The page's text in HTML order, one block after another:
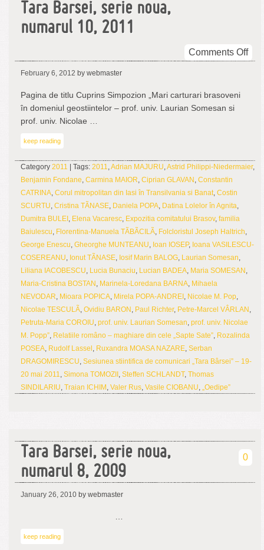
Tara Barsei, serie noua,
numarul 10, 2011
Comments Offon
February 6, 2012 by webmaster
Pagina de titlu Cuprins Simpozion „Mari carturari brasoveni
în domeniul geostiintelor – prof. univ. Laurian Somesan si
prof. univ. Nicolae …
keep reading
Category 2011 | Tags: 2011,Adrian MAJURU,Astrid Philippi-Niedermaier,
Benjamin Fondane, Carmina MAIOR, Ciprian GLAVAN , Constantin
CATRINA, Corul mitropolitan din Iasi în Transilvania si Banat, Costin
SCURTU, Cristina TÃNASE, Daniela POPA, Datina Lolelor în Agnita,
Dumitra BULEI , Elena Vacaresc, Expozitia comitatului Brasov, familia
Baiulescu, Florentina-Manuela TÃBÃCILÃ, Folcloristul Joseph Haltrich,
George Enescu, Gheorghe MUNTEANU, Ioan IOSEP, Ioana VASILESCU-
COSEREANU, Ionut TÃNASE, Iosif Marin BALOG, Laurian Somesan,
Liliana IACOBESCU, Lucia Bunaciu, Lucian BADEA, Maria SOMESAN ,
Maria-Cristina BOSTAN , Marinela-Loredana BARNA, Mihaela
NEVODAR, Mioara POPICA, Mirela POPA-ANDREI , Nicolae M. Pop,
Nicolae TESCULÃ, Ovidiu BARON , Paul Richter, Petre-Marcel VÂRLAN ,
Petruta-Maria COROIU, prof. univ. Laurian Somesan, prof. univ. Nicolae
M. Popp”, Relatiile româno – maghiare din cele „Sapte Sate”, Rozalinda
POSEA, Rudolf Lassel , Ruxandra MOASA NAZARE, Serban
DRAGOMIRESCU, Sesiunea stiintifica de comunicari „Tara Bârsei” – 19-
20 mai 2011, Simona TOMOZII , Steffen SCHLANDT, Thomas
SINDILARIU, Traian ICHIM , Valer Rus, Vasile CIOBANU, „Oedipe”
Tara Barsei, serie noua,
numarul 8, 2009
0
January 26, 2010 by webmaster
keep reading